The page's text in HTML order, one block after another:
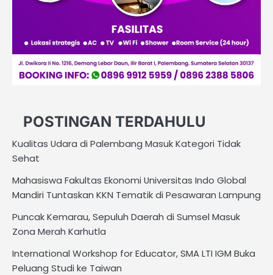
POSTINGAN TERDAHULU
Kualitas Udara di Palembang Masuk Kategori Tidak
Sehat
Mahasiswa Fakultas Ekonomi Universitas Indo Global
Mandiri Tuntaskan KKN Tematik di Pesawaran Lampung
Puncak Kemarau, Sepuluh Daerah di Sumsel Masuk
Zona Merah Karhutla
International Workshop for Educator, SMA LTI IGM Buka
Peluang Studi ke Taiwan